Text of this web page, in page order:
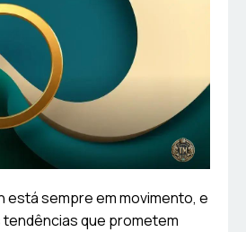
está sempre em movimento, e
que prometem